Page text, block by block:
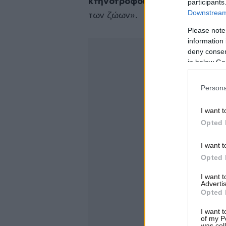
Please
information
deny
in below
I want
Opted
I want
Opted
I want
Opted
I want
of my
των ζώων».